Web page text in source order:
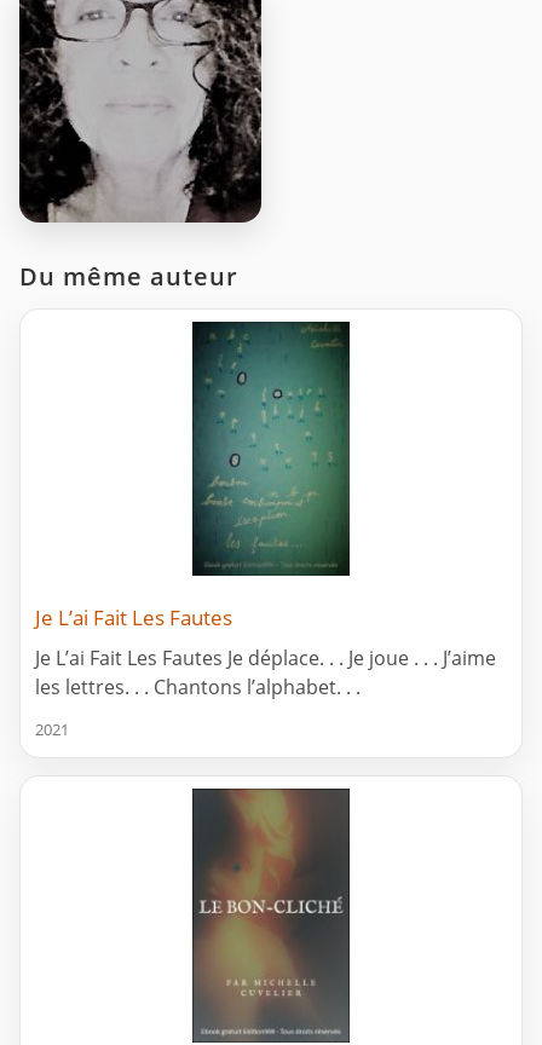
Du même auteur
Je L’ai Fait Les Fautes
Je L’ai Fait Les Fautes Je déplace. . . Je joue . . . J’aime
les lettres. . . Chantons l’alphabet. . .
2021